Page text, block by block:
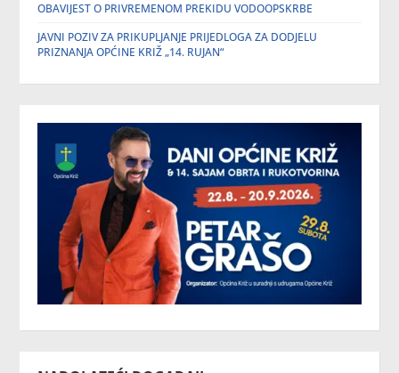
OBAVIJEST O PRIVREMENOM PREKIDU VODOOPSKRBE
JAVNI POZIV ZA PRIKUPLJANJE PRIJEDLOGA ZA DODJELU
PRIZNANJA OPĆINE KRIŽ „14. RUJAN“